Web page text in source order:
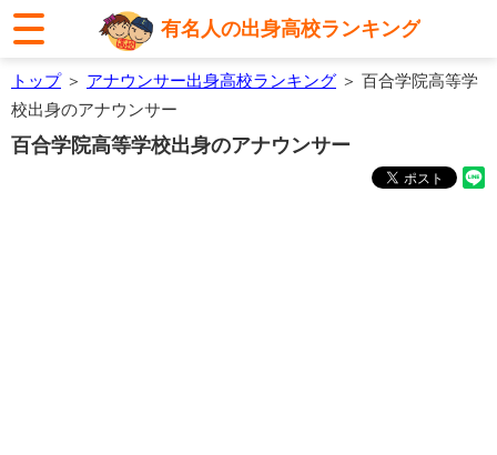
有名人の出身高校ランキング
トップ＞ アナウンサー出身高校ランキング ＞ 百合学院高等学
校出身のアナウンサー
百合学院高等学校出身のアナウンサー